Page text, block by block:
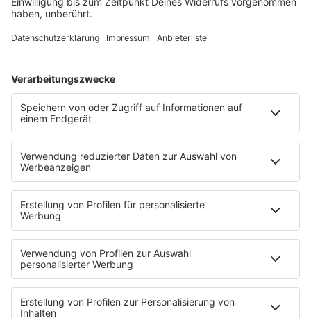
feiern, offen über den Verlust zu sprechen und die
schätzen.
©picture alliance/dpa | Patrick Pleul
kommen viele Familien zusammen, um die besinnliche
Zeit gemeinsam zu genießen.
Anzeige
Es kommt zu Streit an den Festtagen. Was
kann ich machen?
Anzeige